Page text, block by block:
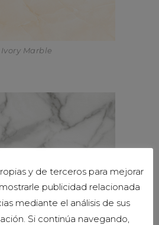
Ivory Marble
y de terceros para mejorar
publicidad relacionada
mediante el análisis de sus
Si continúa navegando,